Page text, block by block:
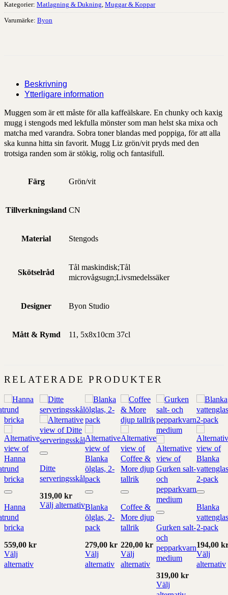
Kategorier: Matlagning & Dukning Muggar & Koppar
Varumärke: Byon
Beskrivning
Ytterligare information
Muggen som är ett måste för alla kaffeälskare. En chunky och kaxig
mugg i stengods med lekfulla mönster som man helst ska mixa och
matcha med varandra. Sobra toner blandas med poppiga, för att alla
ska kunna hitta sin favorit. Mugg Liz grön/vit pryds med den
trotsiga randen som är stökig, rolig och fantasifull.
Färg Grön/vit
Tillverkningsland CN
Material Stengods
Skötselråd
Tål maskindisk;Tål
microvågsugn;Livsmedelssäker
Designer Byon Studio
Mått & Rymd 11, 5x8x10cm 37cl
RELATERADE PRODUKTER
wishlist
Hanna
rund
bricka
559,00 kr
Välj
alternativ
wishlist
Ditte
serveringsskål
319,00 kr
Välj alternativ
wishlist
Blanka
ölglas, 2-
pack
279,00 kr
Välj
alternativ
wishlist
Coffee &
More djup
tallrik
220,00 kr
Välj
alternativ
wishlist
Gurken salt-
och
pepparkvarn
medium
319,00 kr
Välj
wishlist
Blanka
2-pack
194,00
Välj
alternativ